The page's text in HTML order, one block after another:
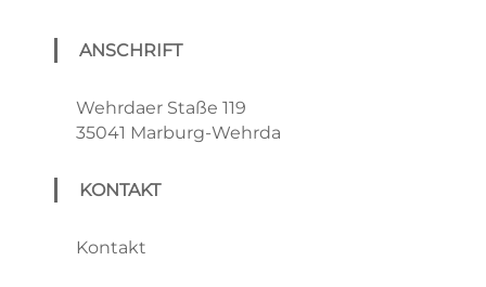
ANSCHRIFT
Wehrdaer Staße 119
35041 Marburg-Wehrda
KONTAKT
Kontakt